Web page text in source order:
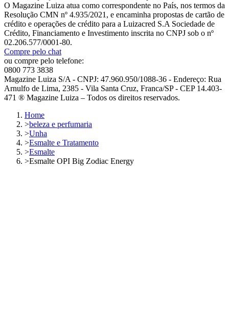
O Magazine Luiza atua como correspondente no País, nos termos da
Resolução CMN nº 4.935/2021, e encaminha propostas de cartão de
crédito e operações de crédito para a Luizacred S.A Sociedade de
Crédito, Financiamento e Investimento inscrita no CNPJ sob o nº
02.206.577/0001-80.
Compre pelo chat
ou compre pelo telefone:
0800 773 3838
Magazine Luiza S/A - CNPJ: 47.960.950/1088-36 - Endereço: Rua
Arnulfo de Lima, 2385 - Vila Santa Cruz, Franca/SP - CEP 14.403-
471 ® Magazine Luiza – Todos os direitos reservados.
Home
>beleza e perfumaria
>Unha
>Esmalte e Tratamento
>Esmalte
>Esmalte OPI Big Zodiac Energy